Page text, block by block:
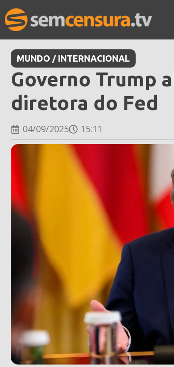
MUNDO / INTERNACIONAL
Governo Trump
diretora do Fed
04/09/2025 15:11